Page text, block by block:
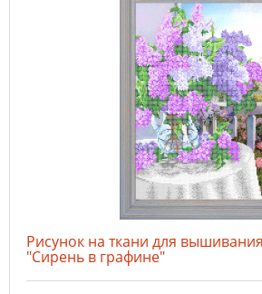
Рисунок на ткани для
"Сирень в графине"